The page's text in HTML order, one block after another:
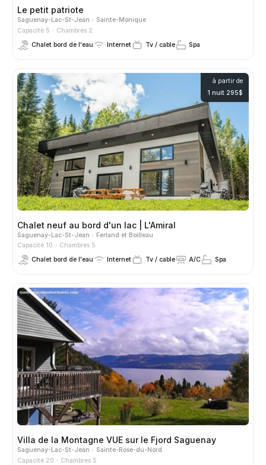
Le petit patriote
Saguenay-Lac-St-Jean
Sainte-Monique
Capacité 5
Chambres 2
Chalet bord de l'eau
Internet Tv / cable Spa
à partir de
1 nuit 295$
Chalet neuf au bord d'un lac | L'Amiral
Saguenay-Lac-St-Jean
Ferland et Boilleau
Capacité 10
Chambres 5
Chalet bord de l'eau
Internet Tv / cable A/C Spa
Villa de la Montagne VUE sur le Fjord Saguenay
Saguenay-Lac-St-Jean
Sainte-Rose-du-Nord
Capacité 20
Chambres 5